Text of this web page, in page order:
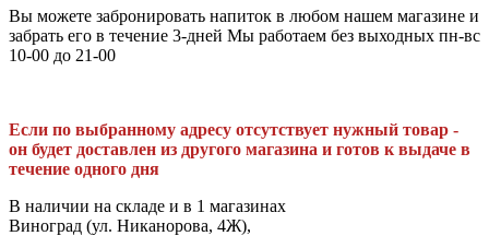
Вы можете забронировать напиток в любом нашем магазине и
забрать его в течение 3-дней Мы работаем без выходных пн-вс
10-00 до 21-00
Если по выбранному адресу отсутствует нужный товар -
он будет доставлен из другого магазина и готов к выдаче в
течение одного дня
В наличии на складе и в 1 магазинах
Виноград (ул. Никанорова, 4Ж),